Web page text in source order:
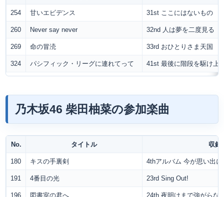
254 甘いエビデンス 31st ここにはないもの
260 Never say never 32nd 人は夢を二度見る
269 命の冒涜 33rd おひとりさま天国
324 パシフィック・リーグに連れてって 41st 最後に階段を駆け上
乃木坂46 柴田柚菜の参加楽曲
No. タイトル 収録
180 キスの手裏剣 4thアルバム 今が思い出
191 4番目の光 23rd Sing Out!
196 図書室の君へ 24th 夜明けまで強がらな